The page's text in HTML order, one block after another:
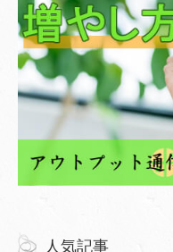
人気記事